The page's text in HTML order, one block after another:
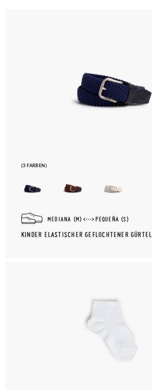
(3 FARBEN)
MEDIANA (M) PEQUEÑA (S)
KINDER ELASTISCHER GEFLOCHTENER GÜRTEL